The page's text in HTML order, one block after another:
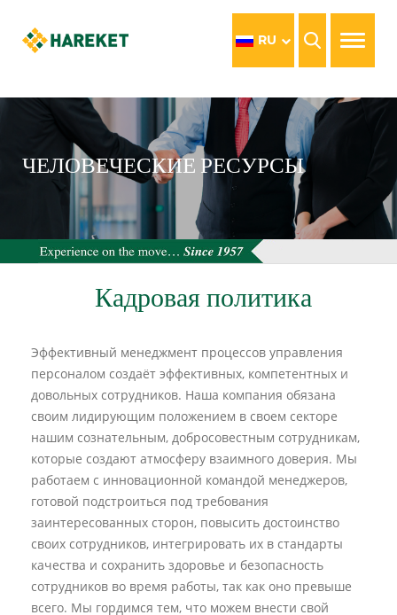
RU
ЧЕЛОВЕЧЕСКИЕ РЕСУРСЫ
Кадровая политика
Эффективный менеджмент процессов управления
персоналом создаёт эффективных, компетентных и
довольных сотрудников. Наша компания обязана
своим лидирующим положением в своем секторе
нашим сознательным, добросовестным сотрудникам,
которые создают атмосферу взаимного доверия. Мы
работаем с инновационной командой менеджеров,
готовой подстроиться под требования
заинтересованных сторон, повысить достоинство
своих сотрудников, интегрировать их в стандарты
качества и сохранить здоровье и безопасность
сотрудников во время работы, так как оно превыше
всего. Мы гордимся тем, что можем внести свой